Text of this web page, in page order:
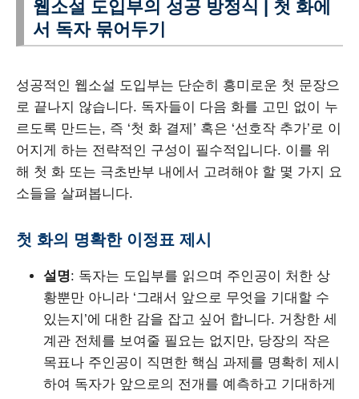
웹소설 도입부의 성공 방정식 | 첫 화에
서 독자 묶어두기
성공적인 웹소설 도입부는 단순히 흥미로운 첫 문장으
로 끝나지 않습니다. 독자들이 다음 화를 고민 없이 누
르도록 만드는, 즉 ‘첫 화 결제’ 혹은 ‘선호작 추가’로 이
어지게 하는 전략적인 구성이 필수적입니다. 이를 위
해 첫 화 또는 극초반부 내에서 고려해야 할 몇 가지 요
소들을 살펴봅니다.
첫 화의 명확한 이정표 제시
설명: 독자는 도입부를 읽으며 주인공이 처한 상
황뿐만 아니라 ‘그래서 앞으로 무엇을 기대할 수
있는지’에 대한 감을 잡고 싶어 합니다. 거창한 세
계관 전체를 보여줄 필요는 없지만, 당장의 작은
목표나 주인공이 직면한 핵심 과제를 명확히 제시
하여 독자가 앞으로의 전개를 예측하고 기대하게